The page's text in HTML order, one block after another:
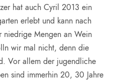
hat auch Cyril 2013 ein
erlebt und kann nach
niedrige Mengen an Wein
wir mal nicht, denn die
Vor allem der jugendliche
sind immerhin 20, 30 Jahre